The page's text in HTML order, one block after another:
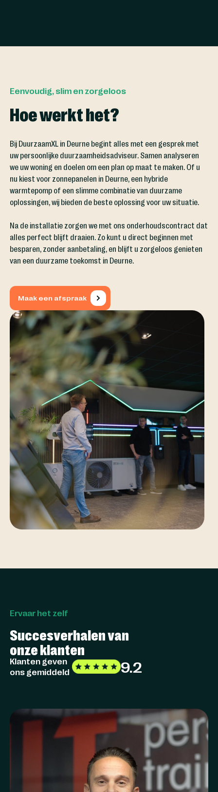
Eenvoudig, slim en zorgeloos
Hoe werkt het?
Bij DuurzaamXL in Deurne begint alles met een gesprek met
uw persoonlijke duurzaamheidsadviseur. Samen analyseren
we uw woning en doelen om een plan op maat te maken. Of u
nu kiest voor zonnepanelen in Deurne, een hybride
warmtepomp of een slimme combinatie van duurzame
oplossingen, wij bieden de beste oplossing voor uw situatie.
Na de installatie zorgen we met ons onderhoudscontract dat
alles perfect blijft draaien. Zo kunt u direct beginnen met
besparen, zonder aanbetaling, en blijft u zorgeloos genieten
van een duurzame toekomst in Deurne.
Maak een afspraak
Ervaar het zelf
Succesverhalen van
onze klanten
Klanten geven
ons gemiddeld
9.2